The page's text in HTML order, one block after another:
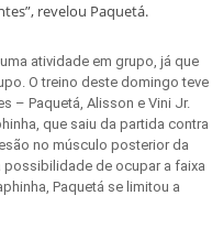
revelou Paquetá.
atividade em grupo, já que
O treino deste domingo teve
– Paquetá, Alisson e Vini Jr.
que saiu da partida contra
no músculo posterior da
de ocupar a faixa
Paquetá se limitou a